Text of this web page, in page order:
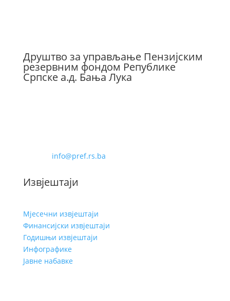
Друштво за управљање Пензијским
резервним фондом Републике
Српске а.д. Бања Лука
info@pref.rs.ba
Извјештаји
Мјесечни извјештаји
Финансијски извјештаји
Годишњи извјештаји
Инфографике
Јавне набавке